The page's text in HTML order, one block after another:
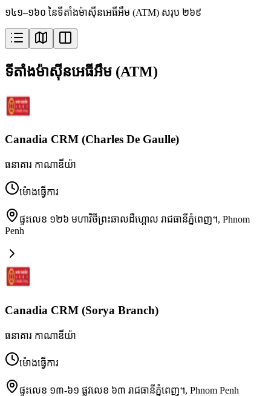
១៤១–១៦០ នៃទីតាំងម៉ាស៊ីនអេធីអឹម (ATM) សរុប ២៦៩
ទីតាំងម៉ាស៊ីនអេធីអឹម (ATM)
Canadia CRM (Charles De Gaulle)
ធនាគារ កាណាឌីយ៉ា
ម៉ោងធ្វើការ
ផ្ទះលេខ ១២៦ មហាវិថីព្រះឆាលដឺហ្គោល រាជធានីភ្នំពេញ។, Phnom
Penh
Canadia CRM (Sorya Branch)
ធនាគារ កាណាឌីយ៉ា
ម៉ោងធ្វើការ
ផ្ទះលេខ ១៣-៦១ ផ្លូវលេខ ៦៣ រាជធានីភ្នំពេញ។, Phnom Penh